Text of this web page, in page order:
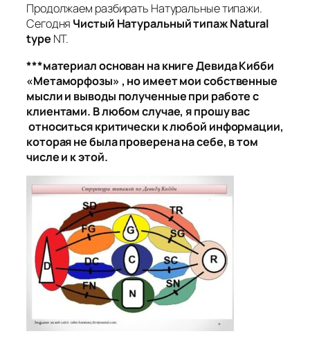
Продолжаем разбирать Натуральные типажи.
Сегодня Чистый Натуральный типаж Natural
type NT.
***материал основан на книге Девида Кибби
«Метаморфозы» , но имеет мои собственные
мысли и выводы полученные при работе с
клиентами. В любом случае, я прошу вас
относиться критически к любой информации,
которая не была проверена на себе, в том
числе и к этой.